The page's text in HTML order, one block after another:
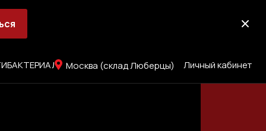
ПОКРЫТИЕ
Москва (склад Люберцы) Личный кабинет